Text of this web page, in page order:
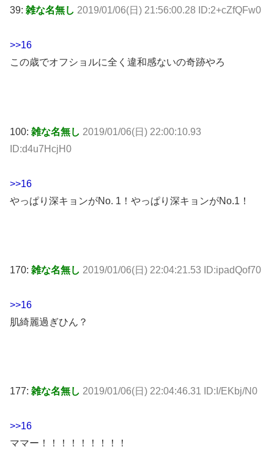
39: 雑な名無し 2019/01/06(日) 21:56:00.28 ID:2+cZfQFw0
>>16
この歳でオフショルに全く違和感ないの奇跡やろ
100: 雑な名無し 2019/01/06(日) 22:00:10.93
ID:d4u7HcjH0
>>16
やっぱり深キョンがNo. 1！やっぱり深キョンがNo.1！
170: 雑な名無し 2019/01/06(日) 22:04:21.53 ID:ipadQof70
>>16
肌綺麗過ぎひん？
177: 雑な名無し 2019/01/06(日) 22:04:46.31 ID:I/EKbj/N0
>>16
ママー！！！！！！！！！